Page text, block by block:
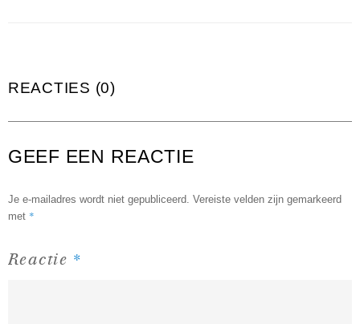
REACTIES (0)
GEEF EEN REACTIE
Je e-mailadres wordt niet gepubliceerd. Vereiste velden zijn gemarkeerd
met *
Reactie *